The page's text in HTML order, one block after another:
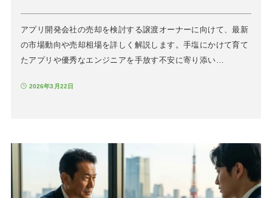
アプリ開発会社の売却を検討する譲渡オーナーに向けて、最新
の市場動向や売却相場を詳しく解説します。手塩にかけて育て
たアプリや優秀なエンジニアを手放す不安に寄り添い…
2026年3月22日